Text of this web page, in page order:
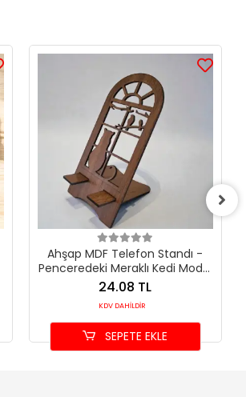
Ahşap MDF Telefon Standı -
Penceredeki Meraklı Kedi Model
(8.5x17.5 cm)
24.08 TL
KDV DAHİLDİR
SEPETE EKLE